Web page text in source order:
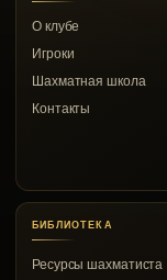
О клубе
Игроки
Шахматная школа
Контакты
БИБЛИОТЕКА
Ресурсы шахматиста